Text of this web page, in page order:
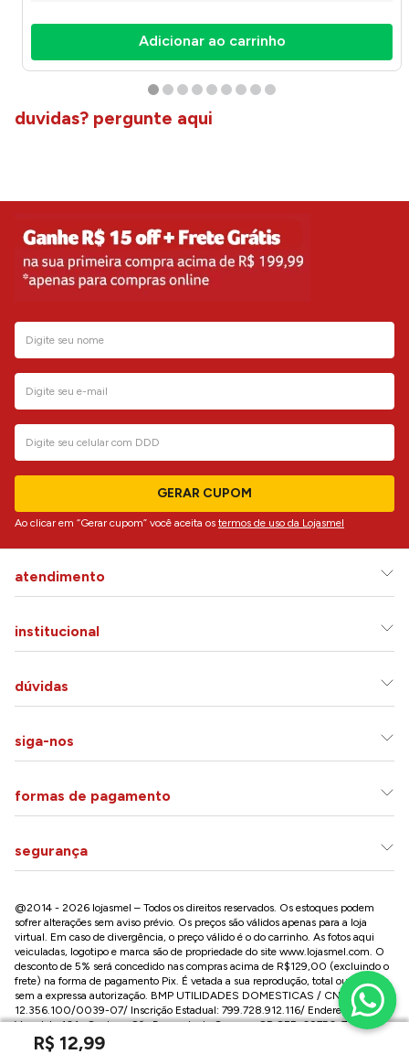
R$ 12,99
Adicionar ao carrinho
duvidas? pergunte aqui
GERAR CUPOM
Ao clicar em “Gerar cupom” você aceita os termos de uso da Lojasmel
atendimento
institucional
dúvidas
siga-nos
formas de pagamento
segurança
@2014 - 2026 lojasmel – Todos os direitos reservados. Os estoques podem
sofrer alterações sem aviso prévio. Os preços são válidos apenas para a loja
virtual. Em caso de divergência, o preço válido é o do carrinho. As fotos aqui
veiculadas, logotipo e marca são de propriedade do site www.lojasmel.com. O
desconto de 5% será concedido nas compras acima de R$129,00 (excluindo o
frete) na forma de pagamento Pix. É vetada a sua reprodução, total ou parcial,
sem a expressa autorização. BMP UTILIDADES DOMESTICAS / CNPJ:
12.356.100/0039-07/ Inscrição Estadual: 799.728.912.116/ Endereço: R José
Versolato,101 , Centro – São Bernardo do Campo - SP CEP: 09750-730
Conheça nossa loja na Paulista / SP: